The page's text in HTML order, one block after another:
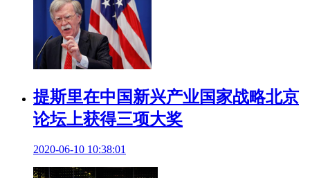
提斯里在中国新兴产业国家战略北京
论坛上获得三项大奖
2020-06-10 10:38:01